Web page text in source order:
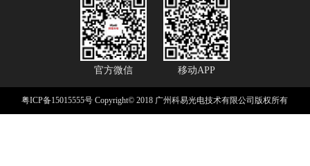
官方微信 移动APP
粤ICP备15015555号 Copyright© 2018 广州科易光电技术有限公司版权所有